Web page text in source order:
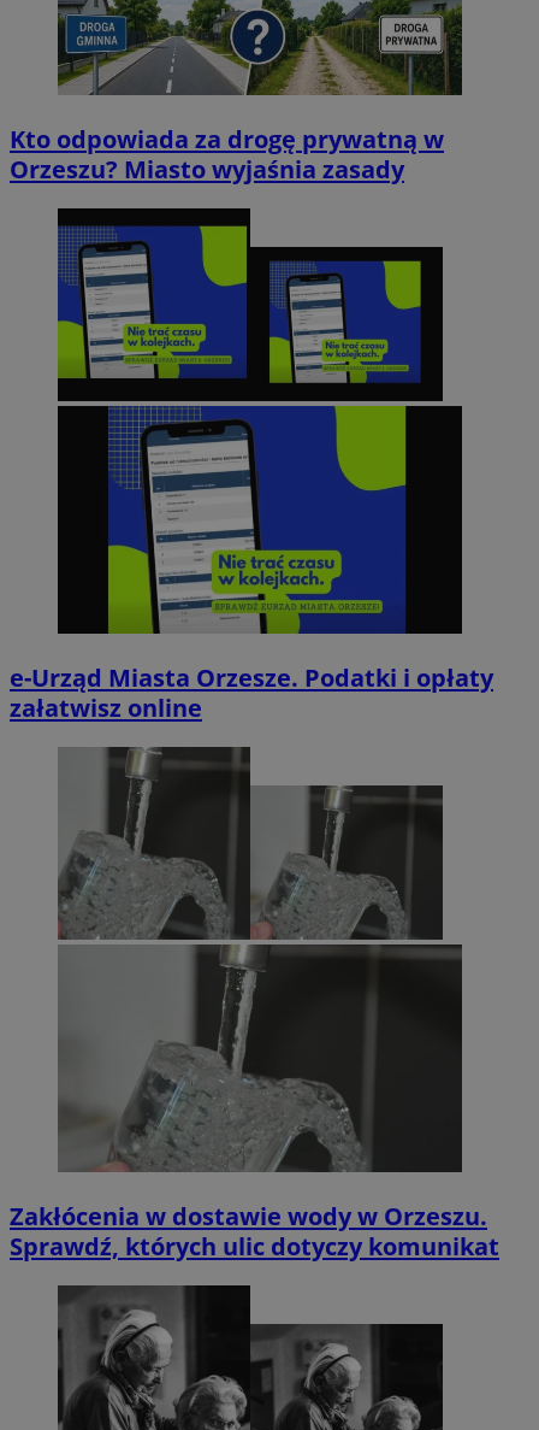
Kto odpowiada za drogę prywatną w
Orzeszu? Miasto wyjaśnia zasady
e-Urząd Miasta Orzesze. Podatki i opłaty
załatwisz online
Zakłócenia w dostawie wody w Orzeszu.
Sprawdź, których ulic dotyczy komunikat